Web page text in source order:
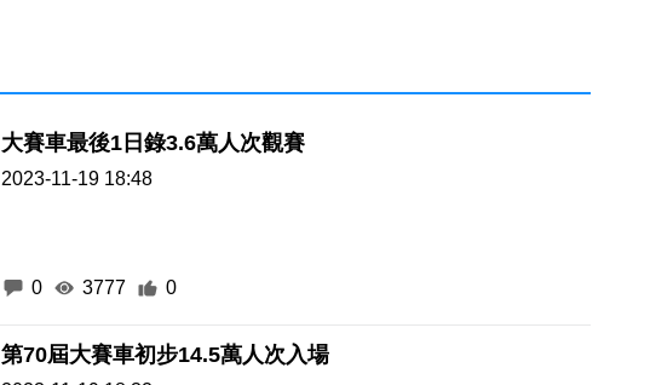
大賽車最後1日錄3.6萬人次觀賽
2023-11-19 18:48
0 3777 0
第70屆大賽車初步14.5萬人次入場